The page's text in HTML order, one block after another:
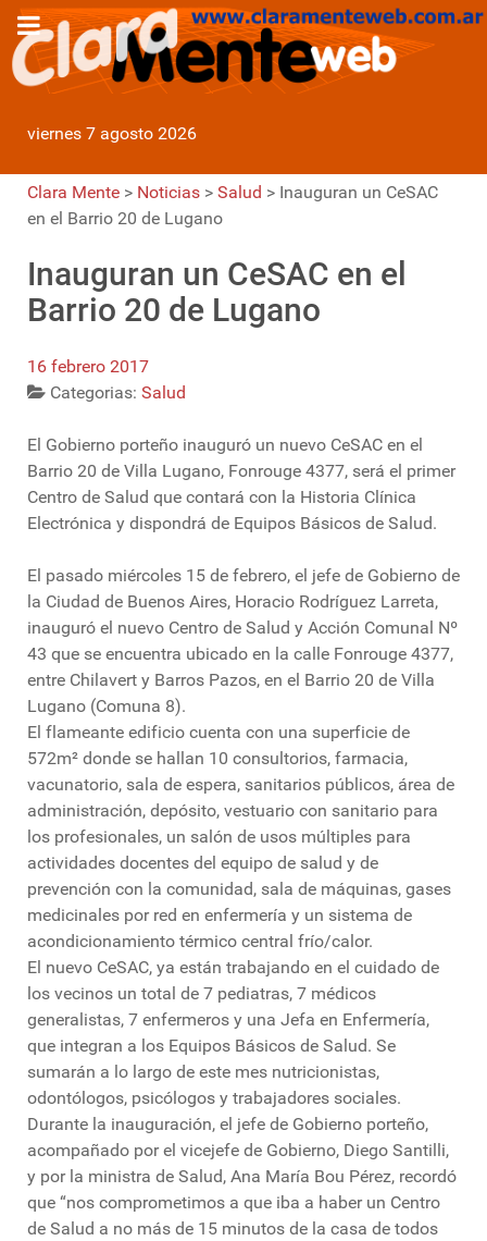
viernes 7 agosto 2026
Clara Mente > Noticias > Salud > Inauguran un CeSAC
en el Barrio 20 de Lugano
Inauguran un CeSAC en el
Barrio 20 de Lugano
16 febrero 2017
Categorias: Salud
El Gobierno porteño inauguró un nuevo CeSAC en el
Barrio 20 de Villa Lugano, Fonrouge 4377, será el primer
Centro de Salud que contará con la Historia Clínica
Electrónica y dispondrá de Equipos Básicos de Salud.
El pasado miércoles 15 de febrero, el jefe de Gobierno de
la Ciudad de Buenos Aires, Horacio Rodríguez Larreta,
inauguró el nuevo Centro de Salud y Acción Comunal Nº
43 que se encuentra ubicado en la calle Fonrouge 4377,
entre Chilavert y Barros Pazos, en el Barrio 20 de Villa
Lugano (Comuna 8).
El flameante edificio cuenta con una superficie de
572m² donde se hallan 10 consultorios, farmacia,
vacunatorio, sala de espera, sanitarios públicos, área de
administración, depósito, vestuario con sanitario para
los profesionales, un salón de usos múltiples para
actividades docentes del equipo de salud y de
prevención con la comunidad, sala de máquinas, gases
medicinales por red en enfermería y un sistema de
acondicionamiento térmico central frío/calor.
El nuevo CeSAC, ya están trabajando en el cuidado de
los vecinos un total de 7 pediatras, 7 médicos
generalistas, 7 enfermeros y una Jefa en Enfermería,
que integran a los Equipos Básicos de Salud. Se
sumarán a lo largo de este mes nutricionistas,
odontólogos, psicólogos y trabajadores sociales.
Durante la inauguración, el jefe de Gobierno porteño,
acompañado por el vicejefe de Gobierno, Diego Santilli,
y por la ministra de Salud, Ana María Bou Pérez, recordó
que “nos comprometimos a que iba a haber un Centro
de Salud a no más de 15 minutos de la casa de todos